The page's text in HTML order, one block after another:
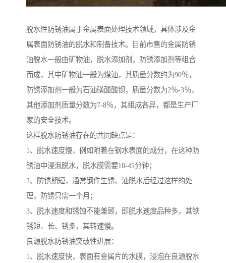
脱水性防锈油属于金属表面处理技术领域，具体涉及金
属表面防锈油的脱水和制备技术。目前市售的金属防锈
油脱水一般由矿物油，脱水添加剂，防锈添加剂等组合
而成，其中矿物油一般为煤油，其质量分数约为90％，
防锈添加剂一般为石油磺酸酸钡，质量分数为2％-3％，
其他添加剂质量分数为7-8％，其组成各异，都是生产厂
家的安全技术。
这样脱水防锈油存在的共同缺点是：
1、脱水速度慢，例如附着在钢水表面的成分，在这种防
锈油中浸泡脱水，脱水膜需要10-45分钟；
2、防锈期短，通常钢件生锈、油脱水后经过这样的处
理，防锈只需一个月；
3、脱水速度和锈蚀不能兼顾，即脱水速度品种多，其铁
锈短、长、锈多，其转速慢。
良源脱水防锈油突破性进展：
1、脱水速度快，表面有金属片的水膜，浸泡在良源脱水